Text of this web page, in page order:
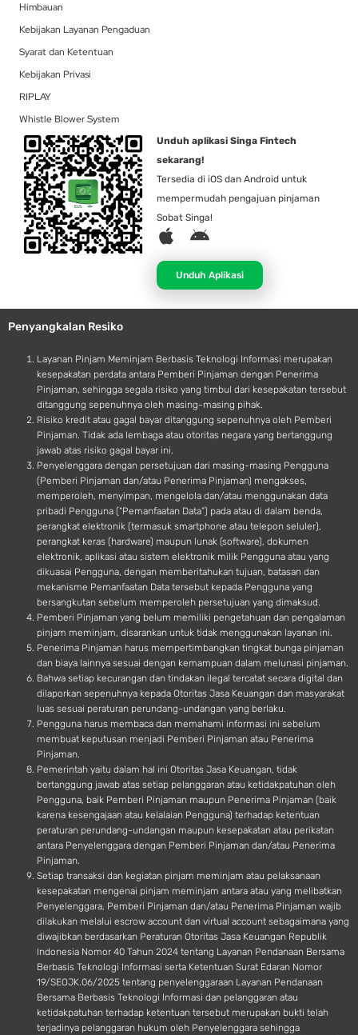
Himbauan
Kebijakan Layanan Pengaduan
Syarat dan Ketentuan
Kebijakan Privasi
RIPLAY
Whistle Blower System
Unduh aplikasi Singa Fintech
sekarang!
Tersedia di iOS dan Android untuk
mempermudah pengajuan pinjaman
Sobat Singa!
A
p
l
e
A
d
r
o
d
Unduh Aplikasi
Penyangkalan Resiko
Layanan Pinjam Meminjam Berbasis Teknologi Informasi merupakan
kesepakatan perdata antara Pemberi Pinjaman dengan Penerima
Pinjaman, sehingga segala risiko yang timbul dari kesepakatan tersebut
ditanggung sepenuhnya oleh masing-masing pihak.
Risiko kredit atau gagal bayar ditanggung sepenuhnya oleh Pemberi
Pinjaman. Tidak ada lembaga atau otoritas negara yang bertanggung
jawab atas risiko gagal bayar ini.
Penyelenggara dengan persetujuan dari masing-masing Pengguna
(Pemberi Pinjaman dan/atau Penerima Pinjaman) mengakses,
memperoleh, menyimpan, mengelola dan/atau menggunakan data
pribadi Pengguna (“Pemanfaatan Data”) pada atau di dalam benda,
perangkat elektronik (termasuk smartphone atau telepon seluler),
perangkat keras (hardware) maupun lunak (software), dokumen
elektronik, aplikasi atau sistem elektronik milik Pengguna atau yang
dikuasai Pengguna, dengan memberitahukan tujuan, batasan dan
mekanisme Pemanfaatan Data tersebut kepada Pengguna yang
bersangkutan sebelum memperoleh persetujuan yang dimaksud.
Pemberi Pinjaman yang belum memiliki pengetahuan dan pengalaman
pinjam meminjam, disarankan untuk tidak menggunakan layanan ini.
Penerima Pinjaman harus mempertimbangkan tingkat bunga pinjaman
dan biaya lainnya sesuai dengan kemampuan dalam melunasi pinjaman.
Bahwa setiap kecurangan dan tindakan ilegal tercatat secara digital dan
dilaporkan sepenuhnya kepada Otoritas Jasa Keuangan dan masyarakat
luas sesuai peraturan perundang-undangan yang berlaku.
Pengguna harus membaca dan memahami informasi ini sebelum
membuat keputusan menjadi Pemberi Pinjaman atau Penerima
Pinjaman.
Pemerintah yaitu dalam hal ini Otoritas Jasa Keuangan, tidak
bertanggung jawab atas setiap pelanggaran atau ketidakpatuhan oleh
Pengguna, baik Pemberi Pinjaman maupun Penerima Pinjaman (baik
karena kesengajaan atau kelalaian Pengguna) terhadap ketentuan
peraturan perundang-undangan maupun kesepakatan atau perikatan
antara Penyelenggara dengan Pemberi Pinjaman dan/atau Penerima
Pinjaman.
Setiap transaksi dan kegiatan pinjam meminjam atau pelaksanaan
kesepakatan mengenai pinjam meminjam antara atau yang melibatkan
Penyelenggara, Pemberi Pinjaman dan/atau Penerima Pinjaman wajib
dilakukan melalui escrow account dan virtual account sebagaimana yang
diwajibkan berdasarkan Peraturan Otoritas Jasa Keuangan Republik
Indonesia Nomor 40 Tahun 2024 tentang Layanan Pendanaan Bersama
Berbasis Teknologi Informasi serta Ketentuan Surat Edaran Nomor
19/SEOJK.06/2025 tentang penyelenggaraan Layanan Pendanaan
Bersama Berbasis Teknologi Informasi dan pelanggaran atau
ketidakpatuhan terhadap ketentuan tersebut merupakan bukti telah
terjadinya pelanggaran hukum oleh Penyelenggara sehingga